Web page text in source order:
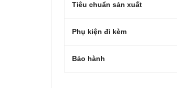
Tiêu chuẩn sản xuất
Phụ kiện đi kèm
Bảo hành